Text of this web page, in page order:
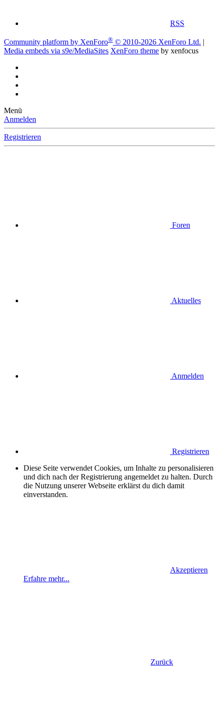
RSS
Community platform by XenForo® © 2010-2026 XenForo Ltd.
Media embeds via s9e/MediaSites XenForo theme by xenfocus
Menü
Anmelden
Registrieren
Foren
Aktuelles
Anmelden
Registrieren
Diese Seite verwendet Cookies, um Inhalte zu personalisieren
und dich nach der Registrierung angemeldet zu halten. Durch
die Nutzung unserer Webseite erklärst du dich damit
einverstanden.
Akzeptieren
Erfahre mehr...
Zurück